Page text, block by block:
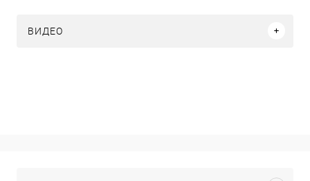
ВИДЕО